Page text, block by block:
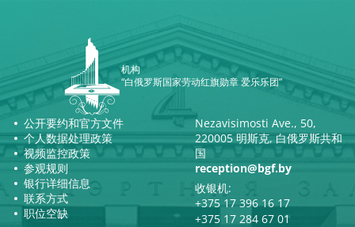
机构
“白俄罗斯国家劳动红旗勋章 爱乐乐团”
公开要约和官方文件
个人数据处理政策
视频监控政策
参观规则
银行详细信息
联系方式
职位空缺
Nezavisimosti Ave., 50,
220005 明斯克, 白俄罗斯共和
国
reception@bgf.by
收银机:
+375 17 396 16 17
+375 17 284 67 01